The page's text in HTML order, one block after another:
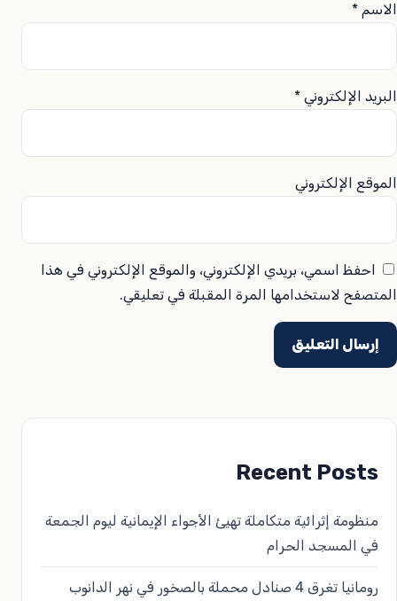
الاسم *
البريد الإلكتروني *
الموقع الإلكتروني
احفظ اسمي، بريدي الإلكتروني، والموقع الإلكتروني في هذا
المتصفح لاستخدامها المرة المقبلة في تعليقي.
Recent Posts
منظومة إثرائية متكاملة تهيئ الأجواء الإيمانية ليوم الجمعة
في المسجد الحرام
رومانيا تغرق 4 صنادل محملة بالصخور في نهر الدانوب